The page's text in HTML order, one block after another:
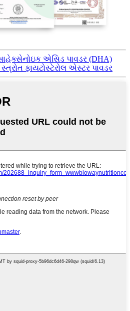
એસિડ પાવડર (DHA)
ફાયટોસ્ટેરોલ એસ્ટર પાવડર